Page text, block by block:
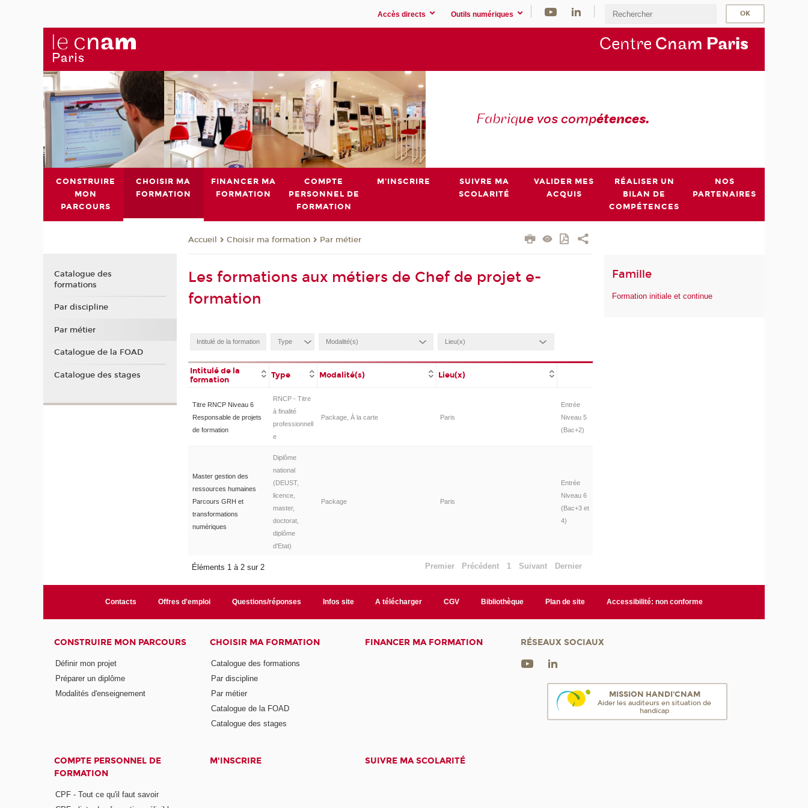
Accès directs Outils numériques
Centre Cnam Paris
Fabrique vos compétences.
CONSTRUIRE
MON
PARCOURS
CHOISIR MA
FORMATION
FINANCER MA
FORMATION
COMPTE
PERSONNEL DE
FORMATION
M'INSCRIRE
SUIVRE MA
SCOLARITÉ
VALIDER MES
ACQUIS
RÉALISER UN
BILAN DE
COMPÉTENCES
NOS
PARTENAIRES
Accueil Choisir ma formation Par métier
Les formations aux métiers de Chef de projet e-
formation
Intitulé de la
formation
Type Modalité(s) Lieu(x)
Titre RNCP Niveau 6
Responsable de projets
de formation
RNCP - Titre
à finalité
professionnell
e
Package, À la carte Paris
Entrée
Niveau 5
(Bac+2)
Master gestion des
ressources humaines
Parcours GRH et
transformations
numériques
Diplôme
national
(DEUST,
licence,
master,
doctorat,
diplôme
d'Etat)
Package Paris
Entrée
Niveau 6
(Bac+3 et
4)
Éléments 1 à 2 sur 2 Premier Précédent 1 Suivant Dernier
Famille
Formation initiale et continue
Catalogue des
formations
Par discipline
Par métier
Catalogue de la FOAD
Catalogue des stages
Contacts Offres d'emploi Questions/réponses Infos site A télécharger CGV Bibliothèque Plan de site Accessibilité: non conforme
CONSTRUIRE MON PARCOURS
Définir mon projet
Préparer un diplôme
Modalités d'enseignement
CHOISIR MA FORMATION
Catalogue des formations
Par discipline
Par métier
Catalogue de la FOAD
Catalogue des stages
FINANCER MA FORMATION
COMPTE PERSONNEL DE
FORMATION
CPF - Tout ce qu'il faut savoir
M'INSCRIRE SUIVRE MA SCOLARITÉ
RÉSEAUX SOCIAUX
MISSION HANDI'CNAM
Aider les auditeurs en situation de
handicap